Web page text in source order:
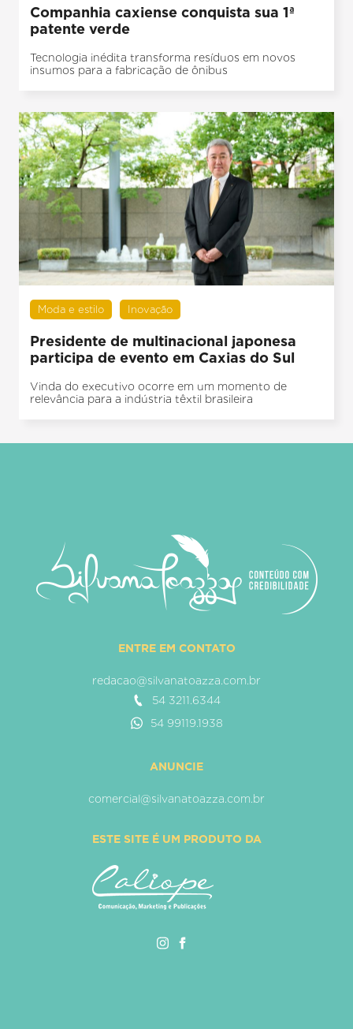
Companhia caxiense conquista sua 1ª
patente verde
Tecnologia inédita transforma resíduos em novos
insumos para a fabricação de ônibus
Moda e estilo Inovação
Presidente de multinacional japonesa
participa de evento em Caxias do Sul
Vinda do executivo ocorre em um momento de
relevância para a indústria têxtil brasileira
ENTRE EM CONTATO
redacao@silvanatoazza.com.br
54 3211.6344
54 99119.1938
ANUNCIE
comercial@silvanatoazza.com.br
ESTE SITE É UM PRODUTO DA